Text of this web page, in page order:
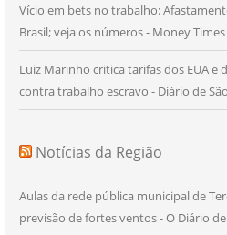
Vício em bets no trabalho:
Brasil; veja os números - Money Times
Luiz Marinho critica tarifas dos EUA e
contra trabalho escravo - Diário de
Notícias da Região
Aulas da rede pública municipal de
previsão de fortes ventos - O Diário